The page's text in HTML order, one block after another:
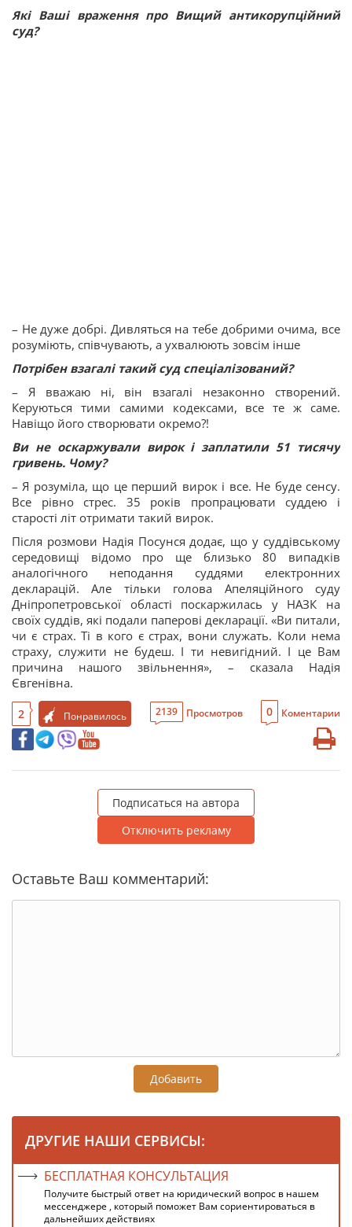
Які Ваші враження про Вищий антикорупційний
суд?
– Не дуже добрі. Дивляться на тебе добрими очима, все
розуміють, співчувають, а ухвалюють зовсім інше
Потрібен взагалі такий суд спеціалізований?
– Я вважаю ні, він взагалі незаконно створений.
Керуються тими самими кодексами, все те ж саме.
Навіщо його створювати окремо?!
Ви не оскаржували вирок і заплатили 51 тисячу
гривень. Чому?
– Я розуміла, що це перший вирок і все. Не буде сенсу.
Все рівно стрес. 35 років пропрацювати суддею і
старості літ отримати такий вирок.
Після розмови Надія Посунся додає, що у суддівському
середовищі відомо про ще близько 80 випадків
аналогічного неподання суддями електронних
декларацій. Але тільки голова Апеляційного суду
Дніпропетровської області поскаржилась у НАЗК на
своїх суддів, які подали паперові декларації. «Ви питали,
чи є страх. Ті в кого є страх, вони служать. Коли нема
страху, служити не будеш. І ти невигідний. І це Вам
причина нашого звільнення», – сказала Надія
Євгенівна.
2 Понравилось 2139 Просмотров 0 Коментарии
Подписаться на автора
Отключить рекламу
Оставьте Ваш комментарий:
Добавить
ДРУГИЕ НАШИ СЕРВИСЫ:
БЕСПЛАТНАЯ КОНСУЛЬТАЦИЯ
Получите быстрый ответ на юридический вопрос в нашем
мессенджере , который поможет Вам сориентироваться в
дальнейших действиях